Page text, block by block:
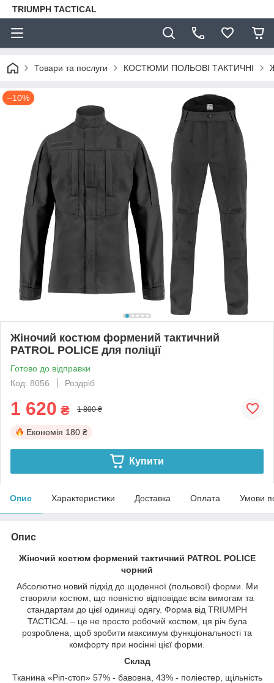
TRIUMPH TACTICAL
Товари та послуги КОСТЮМИ ПОЛЬОВІ ТАКТИЧНІ
–10%
Жіночий костюм формений тактичний
PATROL POLICE для поліції
Готово до відправки
Код: 8056
Роздріб
1 620 ₴ 1 800 ₴
Економія 180 ₴
Купити
Опис Характеристики Доставка Оплата Умови
Опис
Жіночий костюм формений тактичний PATROL POLICE
чорний
Абсолютно новий підхід до щоденної (польової) форми. Ми
створили костюм, що повністю відповідає всім вимогам та
стандартам до цієї одиниці одягу. Форма від TRIUMPH
TACTICAL – це не просто робочий костюм, ця річ була
розроблена, щоб зробити максимум функціональності та
комфорту при носінні цієї форми.
Склад
Тканина «Ріп-стоп» 57% - бавовна, 43% - поліестер, щільність